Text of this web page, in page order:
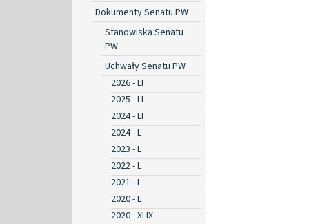
Dokumenty Senatu PW
Stanowiska Senatu
PW
Uchwały Senatu PW
2026 - LI
2025 - LI
2024 - LI
2024 - L
2023 - L
2022 - L
2021 - L
2020 - L
2020 - XLIX